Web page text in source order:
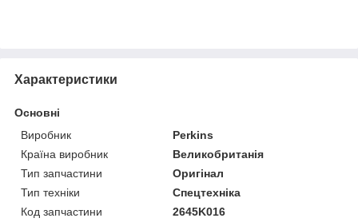
Характеристики
Основні
Виробник
Perkins
Країна виробник
Великобританія
Тип запчастини
Оригінал
Тип техніки
Спецтехніка
Код запчастини
2645K016